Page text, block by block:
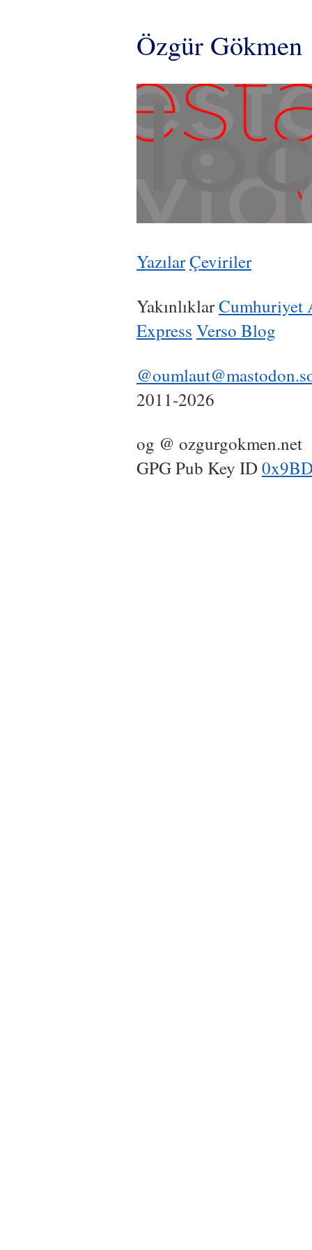
Özgür Gökmen
YazılarÇeviriler
YakınlıklarCumhuriyet
Express Verso Blog
2011-2026
og @ ozgurgokmen.net
GPG Pub Key ID